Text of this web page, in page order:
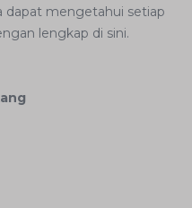
dapat mengetahui setiap
lengkap di sini.